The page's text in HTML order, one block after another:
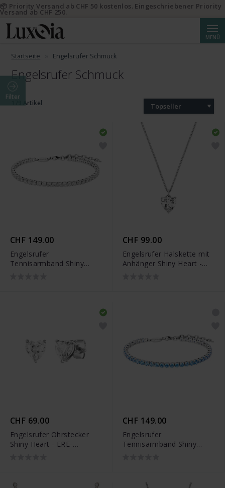
MENÜ
Startseite Engelsrufer Schmuck
Engelsrufer Schmuck
Filter
179 Artikel Topseller
CHF 149.00
Engelsrufer
Tennisarmband Shiny
CHF 99.00
Engelsrufer Halskette mit
Anhänger Shiny Heart -
CHF 69.00
Engelsrufer Ohrstecker
Shiny Heart - ERE-
CHF 149.00
Engelsrufer
Tennisarmband Shiny
📦 Priority Versand ab CHF 50 kostenlos. Eingeschriebener Priority
Versand ab CHF 250.